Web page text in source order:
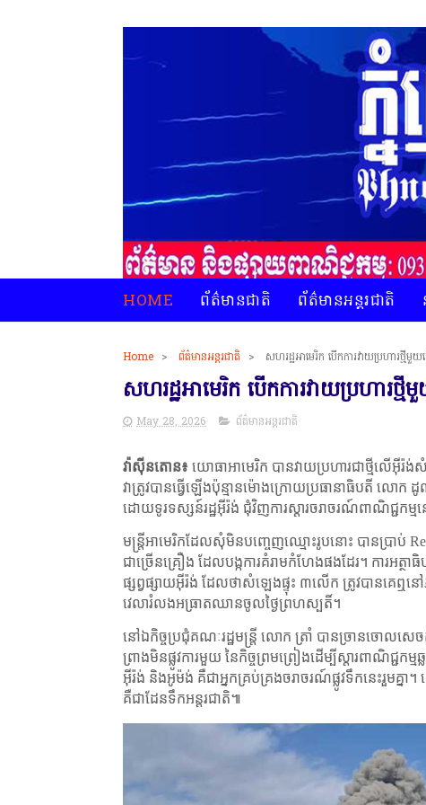
HOME ព័ត៌មានជាតិ ព័ត៌មានអន្តរជាតិ
Home > ព័ត៌មានអន្តរជាតិ > សហរដ្ឋអាមេរិក បើកការវាយប្រហារថ្មីមួ
សហរដ្ឋអាមេរិក បើកការវាយប្រហារថ្
May 28, 2026 ព័ត៌មានអន្តរជាតិ
វ៉ាស៊ីនតោន៖ យោធាអាមេរិក បានវាយប្រហារជាថ្មីលើអ៊ី
វាត្រូវបានធ្វើឡើងប៉ុន្មានម៉ោងក្រោយប្រធានាធិបតី លោ
ដោយទូរទស្សន៍រដ្ឋអ៊ីរ៉ង់ ជុំវិញការស្តារចរាចរណ៍ពាណិជ្ជកម្
មន្ត្រីអាមេរិកដែលសុំមិនបញ្ចេញឈ្មោះរូបនោះ បានប្រាប់
ជាច្រើនគ្រឿង ដែលបង្កការគំរាមកំហែងផងដែរ។ ការអត្ថ
ផ្សព្វផ្សាយអ៊ីរ៉ង់ ដែលថាសំឡេងផ្ទុះ ៣លើក ត្រូវបានគេឮន
វេលារំលងអធ្រាតឈានចូលថ្ងៃព្រហស្បតិ៍។
នៅឯកិច្ចប្រជុំគណៈរដ្ឋមន្ត្រី លោក ត្រាំ បានច្រានចោលសេ
ព្រាងមិនផ្លូវការមួយ នៃកិច្ចព្រមព្រៀងដើម្បីស្តារពាណិជ្ជកម្
អ៊ីរ៉ង់ និងអូម៉ង់ គឺជាអ្នកគ្រប់គ្រងចរាចរណ៍ផ្លូវទឹកនេះរួមគ្ន
គឺជាដែនទឹកអន្តរជាតិ៕